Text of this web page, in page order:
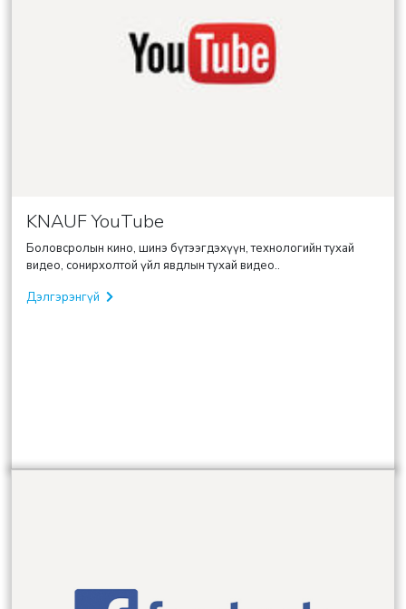
KNAUF YouTube
Боловсролын кино, шинэ бүтээгдэхүүн, технологийн тухай
видео, сонирхолтой үйл явдлын тухай видео..
Дэлгэрэнгүй